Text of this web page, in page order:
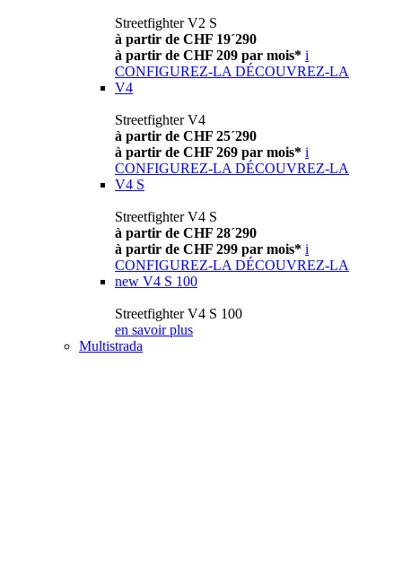
Streetfighter V2 S
à partir de CHF 19´290
à partir de CHF 209 par mois* i
CONFIGUREZ-LA DÉCOUVREZ-LA
V4
Streetfighter V4
à partir de CHF 25´290
à partir de CHF 269 par mois* i
CONFIGUREZ-LA DÉCOUVREZ-LA
V4 S
Streetfighter V4 S
à partir de CHF 28´290
à partir de CHF 299 par mois* i
CONFIGUREZ-LA DÉCOUVREZ-LA
new V4 S 100
Streetfighter V4 S 100
en savoir plus
Multistrada